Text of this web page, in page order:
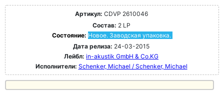
Артикул: CDVP 2610046
Состав: 2 LP
Состояние: Новое. Заводская упаковка.
Дата релиза: 24-03-2015
Лейбл: in-akustik GmbH & Co.KG
Исполнители: Schenker, Michael / Schenker, Michael